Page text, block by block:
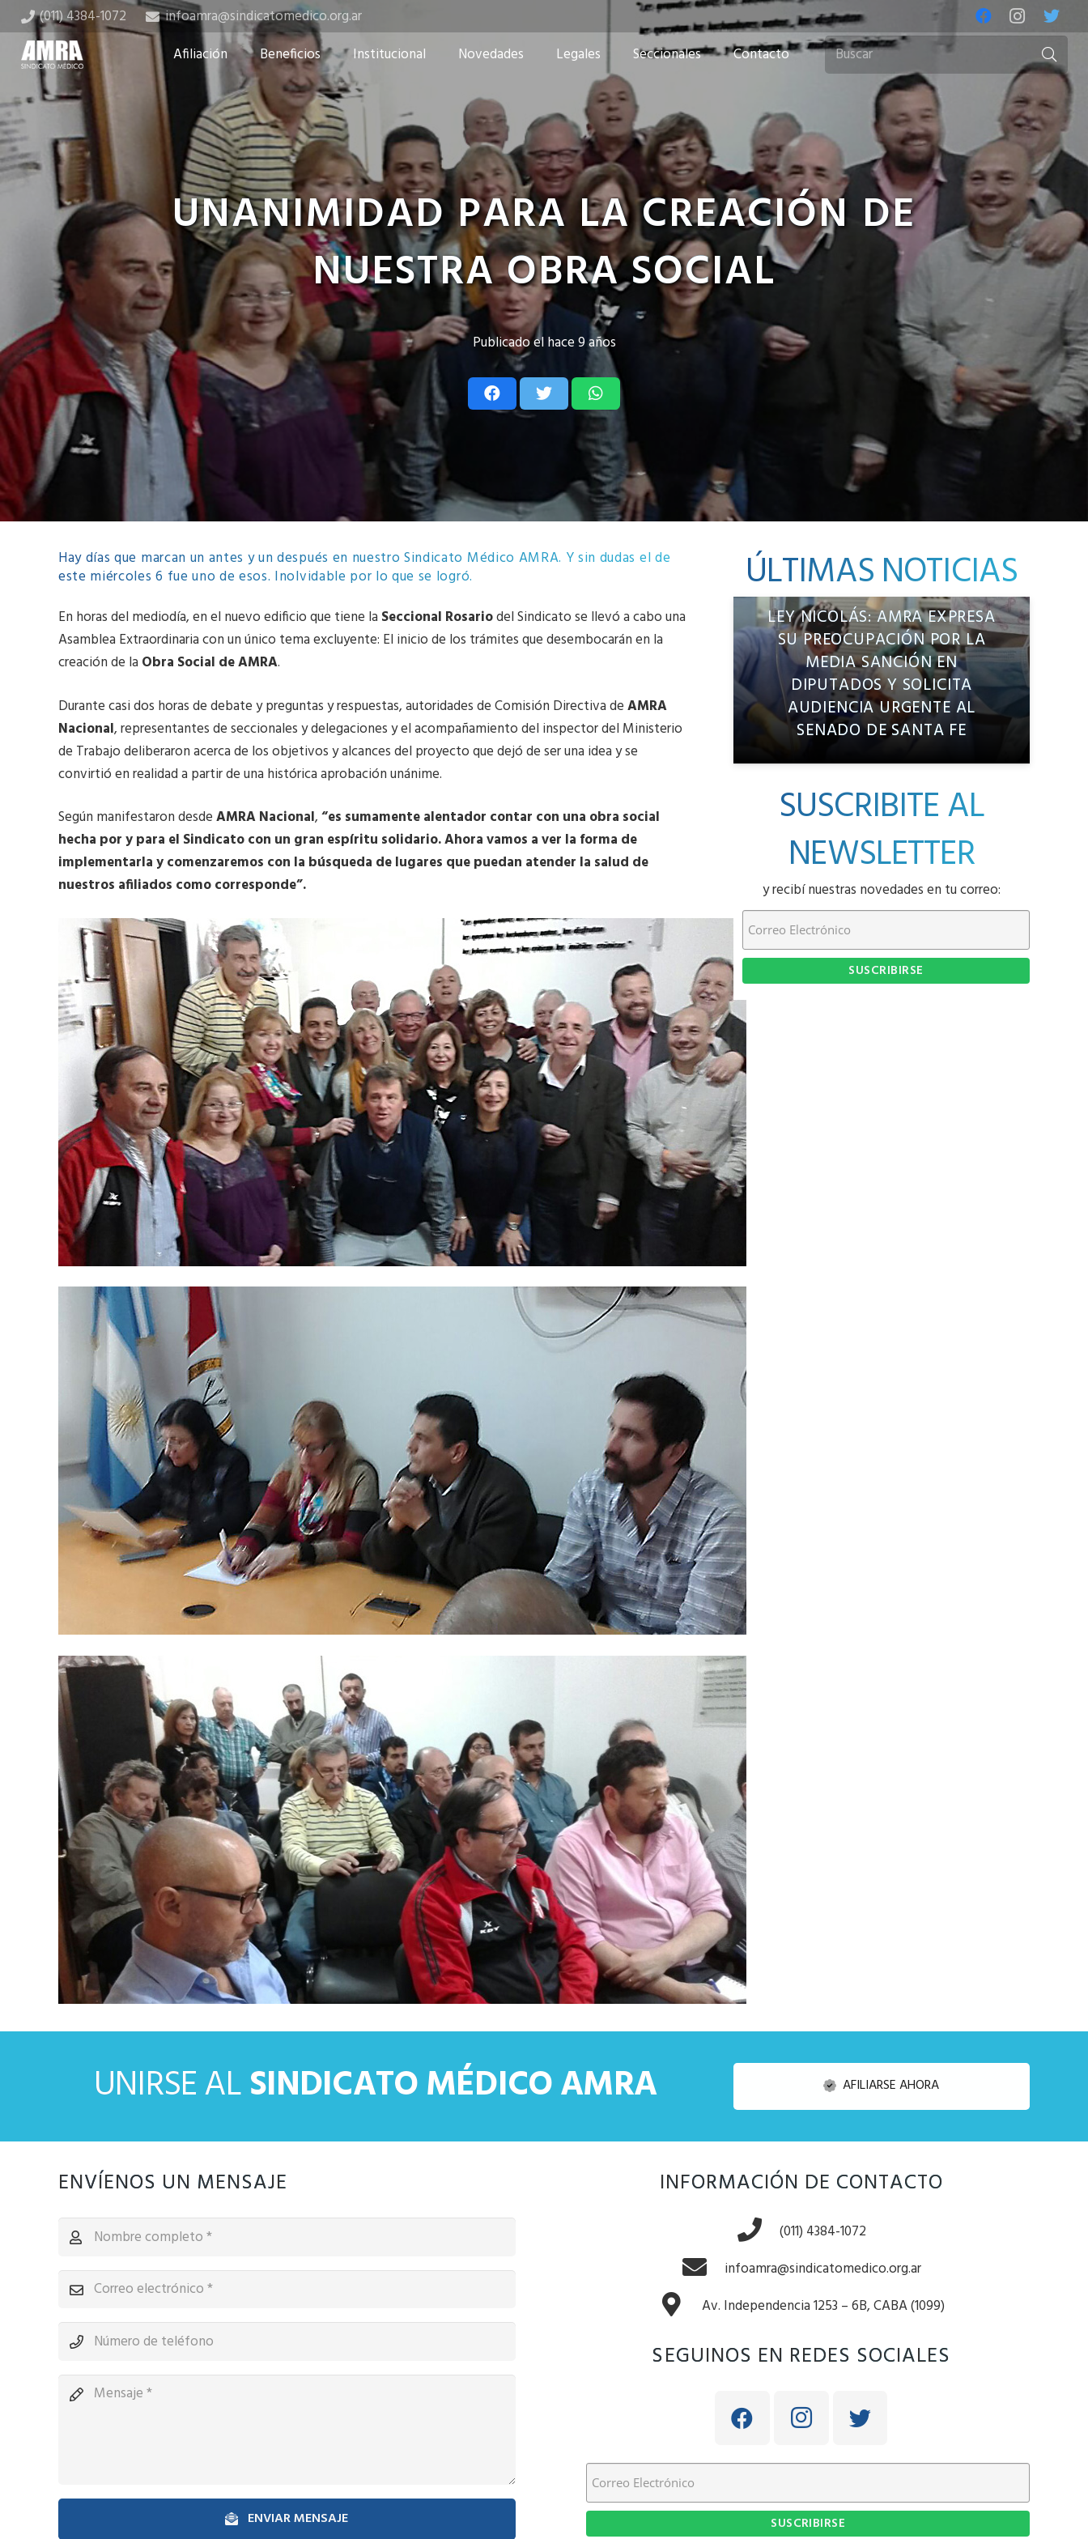
(011) 4384-1072
infoamra@sindicatomedico.org.ar
Afiliación
Beneficios Institucional Novedades Legales Seccionales Contacto
UNANIMIDAD PARA LA CREACIÓN DE
NUESTRA OBRA SOCIAL
Publicado elhace 9 años
Hay días que marcan un antes y un después en nuestro Sindicato Médico AMRA. Y sin dudas el de
este miércoles 6 fue uno de esos. Inolvidable por lo que se logró.
En horas del mediodía, en el nuevo edificio que tiene la Seccional Rosariodel Sindicato se llevó a cabo una
Asamblea Extraordinaria con un único tema excluyente: El inicio de los trámites que desembocarán en la
creación de la Obra Social de AMRA.
Durante casi dos horas de debate y preguntas y respuestas, autoridades de Comisión Directiva deAMRA
Nacional, representantes de seccionales y delegaciones y el acompañamiento del inspector del Ministerio
de Trabajo deliberaron acerca de los objetivos y alcances del proyecto que dejó de ser una idea y se
convirtió en realidad a partir de una histórica aprobación unánime.
Según manifestaron desdeAMRA Nacional,“es sumamente alentador contar con una obra social
hecha por y para el Sindicato con un gran espíritu solidario. Ahora vamos a ver la forma de
implementarla y comenzaremos con la búsqueda de lugares que puedan atender la salud de
nuestros afiliados como corresponde”.
ÚLTIMAS NOTICIAS
LEY NICOLÁS: AMRA EXPRESA
SU PREOCUPACIÓN POR LA
MEDIA SANCIÓN EN
DIPUTADOS Y SOLICITA
AUDIENCIA URGENTE AL
SENADO DE SANTA FE
SUSCRIBITE AL
NEWSLETTER
y recibí nuestras novedades en tu correo:
UNIRSE ALSINDICATO MÉDICO AMRA AFILIARSE AHORA
ENVÍENOS UN MENSAJE
ENVIAR MENSAJE
INFORMACIÓN DE CONTACTO
(011) 4384-1072
infoamra@sindicatomedico.org.ar
Av. Independencia 1253 – 6B, CABA (1099)
SEGUINOS EN REDES SOCIALES